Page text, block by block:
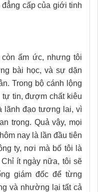
cấp của giới tinh
ấm ức, nhưng tôi
bài học, và sự dặn
Trong bộ cánh lộng
tự tin, đượm chất kiêu
lãnh đạo tương lai, vì
trọng. Quả vậy, mọi
nay là lần đầu tiên
ty, nơi mà bố tôi là
ít ngày nữa, tôi sẽ
giám đốc để từng
và nhường lại tất cả